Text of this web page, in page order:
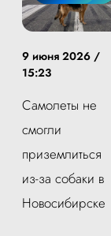
9 июня 2026 /
15:23
Самолеты не
смогли
приземлиться
из-за собаки в
Новосибирске